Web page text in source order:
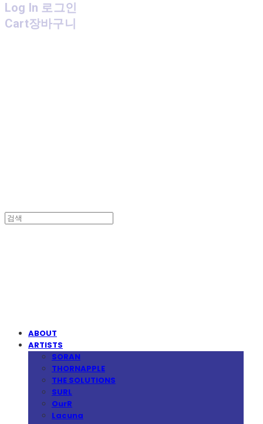
Log In 로그인
Cart장바구니
ABOUT
ARTISTS
SORAN
THORNAPPLE
THE SOLUTIONS
SURL
OurR
Lacuna